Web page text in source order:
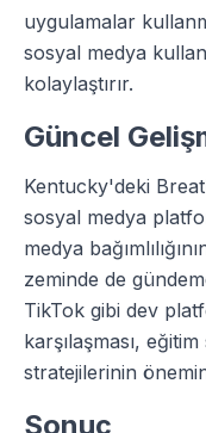
uygulamalar
sosyal medya
kolaylaştırır.
Güncel
Kentucky'deki
sosyal medya
medya
zeminde de
TikTok gibi dev
karşılaşması,
stratejilerinin
Sonuç